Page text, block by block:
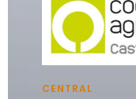
CENTRAL